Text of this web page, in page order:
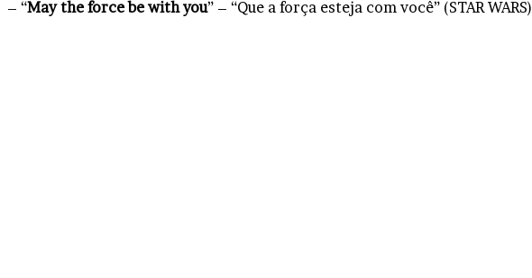
– “May the force be with you” – “Que a força esteja com você” (STAR WARS)